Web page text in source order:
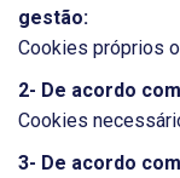
gestão:
Cookies próprios
2- De acordo
Cookies
3- De acordo